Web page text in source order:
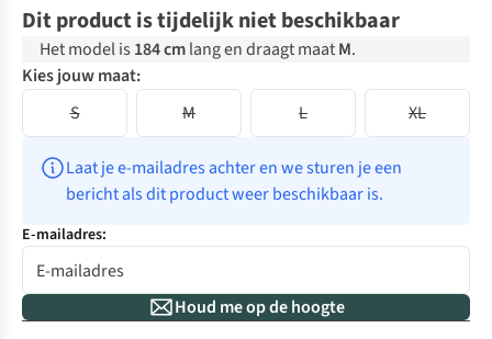
Dit product is tijdelijk niet beschikbaar
Het model is 184 cmlang en draagt maatM.
Kies jouw maat:
S
M L XL
Laat je e-mailadres achter en we sturen je een
bericht als dit product weer beschikbaar is.
E-mailadres:
Houd me op de hoogte